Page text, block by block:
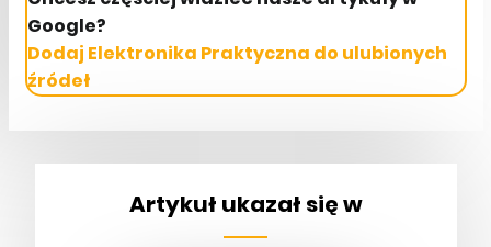
Google?
Dodaj Elektronika Praktyczna do ulubionych
źródeł
Artykuł ukazał się w